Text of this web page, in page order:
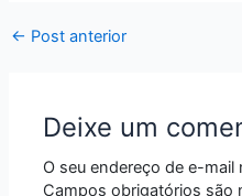
← Post anterior
Deixe um
O seu endereço de e-mail
Campos obrigatórios são